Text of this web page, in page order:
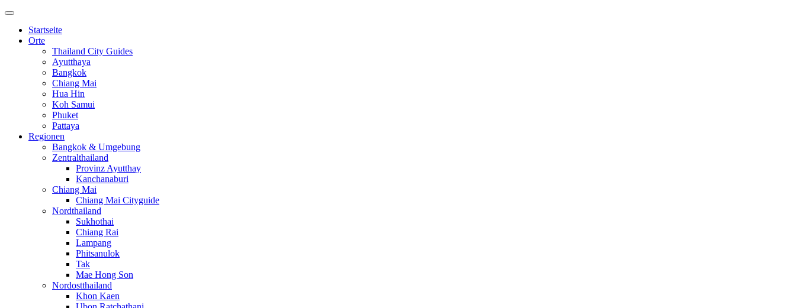
Startseite
Orte
Thailand City Guides
Ayutthaya
Bangkok
Chiang Mai
Hua Hin
Koh Samui
Phuket
Pattaya
Regionen
Bangkok & Umgebung
Zentralthailand
Provinz Ayutthay
Kanchanaburi
Chiang Mai
Chiang Mai Cityguide
Nordthailand
Sukhothai
Chiang Rai
Lampang
Phitsanulok
Tak
Mae Hong Son
Nordostthailand
Khon Kaen